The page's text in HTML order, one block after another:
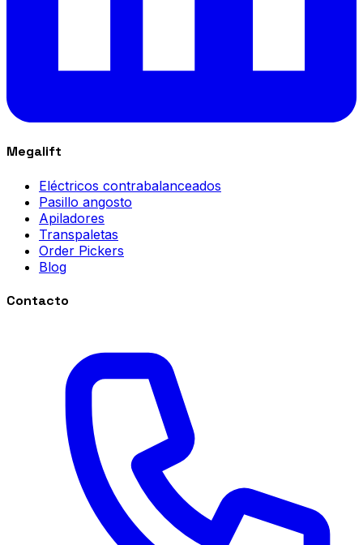
Megalift
Eléctricos contrabalanceados
Pasillo angosto
Apiladores
Transpaletas
Order Pickers
Blog
Contacto